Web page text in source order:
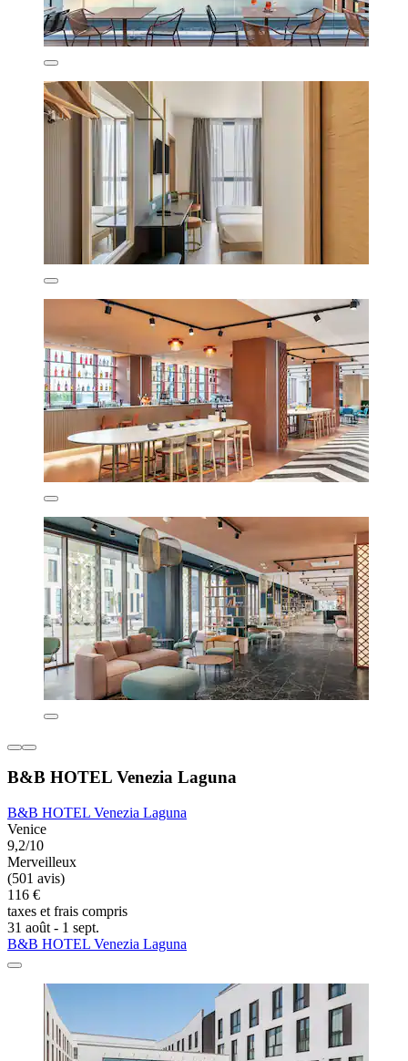
B&B HOTEL Venezia Laguna
B&B HOTEL Venezia Laguna
Venice
9,2/10
Merveilleux
(501 avis)
116 €
taxes et frais compris
31 août - 1 sept.
B&B HOTEL Venezia Laguna